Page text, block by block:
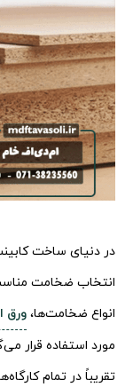
در دنیای ساخت
انتخاب ضخامت
انواع ضخامت‌ها، ورق
مورد استفاده قرار
تقریباً در تمام